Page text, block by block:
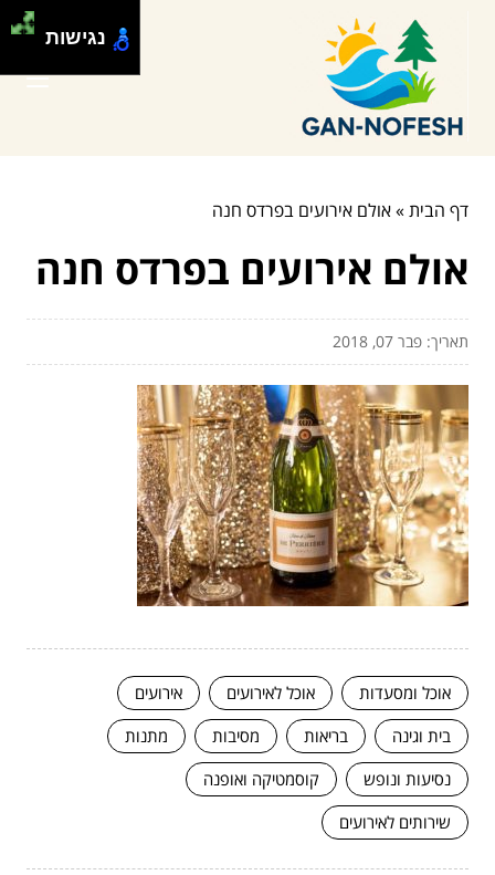
דף הבית»אולם אירועים בפרדס חנה
אולם אירועים בפרדס חנה
תאריך: פבר 07, 2018
אוכל ומסעדות אוכל לאירועים
אירועים
בית וגינה
בריאות מסיבות
מתנות
נסיעות ונופש
קוסמטיקה ואופנה
שירותים לאירועים
נגישות